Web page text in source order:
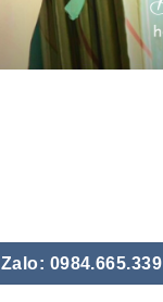
Zalo: 0984.665.339